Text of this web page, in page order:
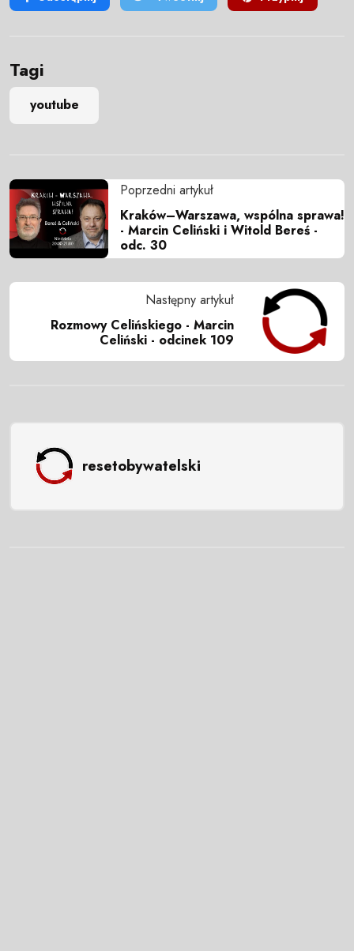
Tagi
youtube
Poprzedni artykuł
Kraków–Warszawa, wspólna sprawa!
- Marcin Celiński i Witold Bereś -
odc. 30
Następny artykuł
Rozmowy Celińskiego - Marcin
Celiński - odcinek 109
resetobywatelski